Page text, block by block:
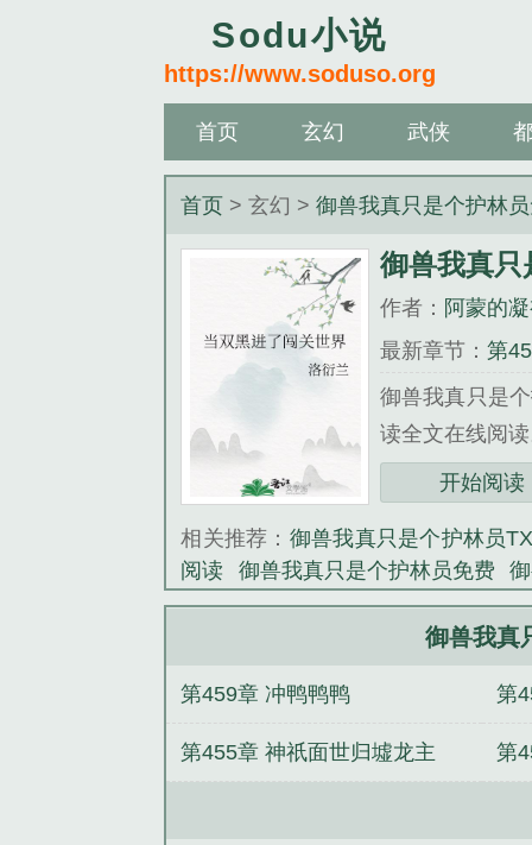
Sodu小说
https://www.soduso.org
首页 玄幻 武侠
首页 > 玄幻 >御兽我真只是个护林
御兽我真只
作者： 阿蒙的
最新章节：第
御兽我真只是
读全文在线阅
三秒记住本站
《御兽我真只
开始阅读
相关推荐： 御兽我真只是个护林员
阅读
御兽我真只是个护林员免费
只是个护林员百度百科 我的御兽都
御兽我真只是个护林员笔趣阁 临界
御兽我真
第459章 冲鸭鸭鸭 第
在
第455章 神祇面世归墟龙主 第